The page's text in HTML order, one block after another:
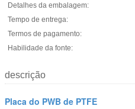
Detalhes da embalagem:
Tempo de entrega:
Termos de pagamento:
Habilidade da fonte:
descrição
Placa do PWB de PTFE